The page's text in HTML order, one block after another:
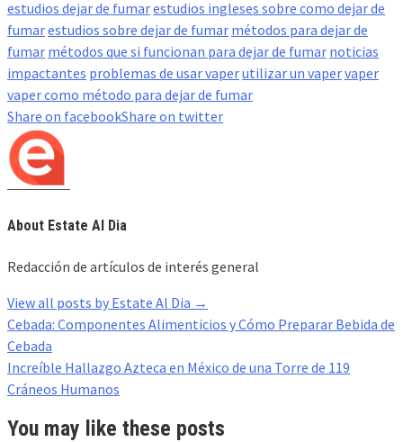
estudios dejar de fumarestudios ingleses sobre como dejar de
fumarestudios sobre dejar de fumar métodos para dejar de
fumar métodos que si funcionan para dejar de fumar noticias
impactantes problemas de usar vaperutilizar un vapervaper
vaper como método para dejar de fumar
Share on facebookShare on twitter
About Estate Al Dia
Redacción de artículos de interés general
View all posts by Estate Al Dia →
Post
navigation
Cebada: Componentes Alimenticios y Cómo Preparar Bebida de
Cebada
Increíble Hallazgo Azteca en México de una Torre de 119
Cráneos Humanos
You may like these posts